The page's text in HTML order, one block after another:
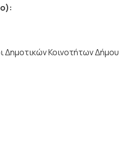
Δημοτικών Κοινοτήτων Δήμου